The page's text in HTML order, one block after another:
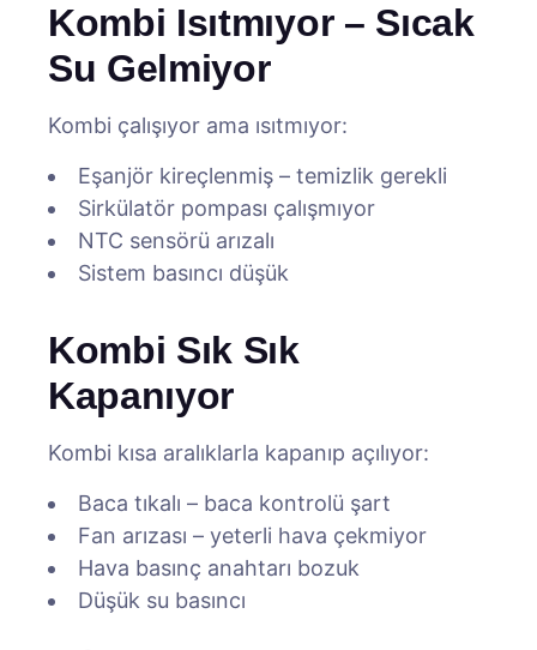
Kombi Isıtmıyor – Sıcak
Su Gelmiyor
Kombi çalışıyor ama ısıtmıyor:
Eşanjör kireçlenmiş – temizlik gerekli
Sirkülatör pompası çalışmıyor
NTC sensörü arızalı
Sistem basıncı düşük
Kombi Sık Sık
Kapanıyor
Kombi kısa aralıklarla kapanıp açılıyor:
Baca tıkalı – baca kontrolü şart
Fan arızası – yeterli hava çekmiyor
Hava basınç anahtarı bozuk
Düşük su basıncı